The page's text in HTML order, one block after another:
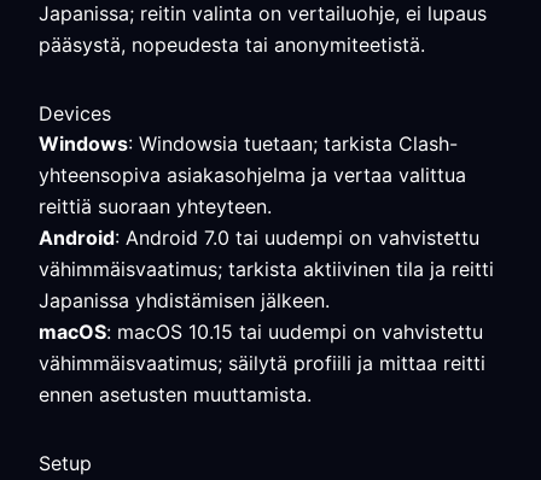
Japanissa; reitin valinta on vertailuohje, ei lupaus
pääsystä, nopeudesta tai anonymiteetistä.
Devices
Windows: Windowsia tuetaan; tarkista Clash-
yhteensopiva asiakasohjelma ja vertaa valittua
reittiä suoraan yhteyteen.
Android: Android 7.0 tai uudempi on vahvistettu
vähimmäisvaatimus; tarkista aktiivinen tila ja reitti
Japanissa yhdistämisen jälkeen.
macOS: macOS 10.15 tai uudempi on vahvistettu
vähimmäisvaatimus; säilytä profiili ja mittaa reitti
ennen asetusten muuttamista.
Setup